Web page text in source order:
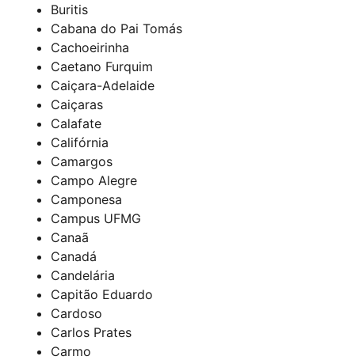
Buritis
Cabana do Pai Tomás
Cachoeirinha
Caetano Furquim
Caiçara-Adelaide
Caiçaras
Calafate
Califórnia
Camargos
Campo Alegre
Camponesa
Campus UFMG
Canaã
Canadá
Candelária
Capitão Eduardo
Cardoso
Carlos Prates
Carmo